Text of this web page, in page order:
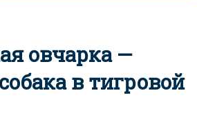
овчарка —
в тигровой